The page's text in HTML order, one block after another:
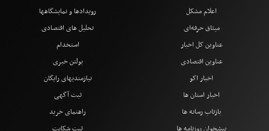
اعلام مشکل
میثاق حرفه‌ای
رویدادها و نمایشگاهها
تحلیل های اقتصادی
عناوین کل اخبار
عناوین اقتصادی
اخبار اکو
اخبار استان ها
بازتاب رسانه ها
استخدام
بولتن خبری
نیازمندیهای رایگان
ثبت آگهی
راهنمای خرید